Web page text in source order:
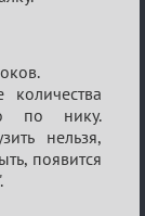
по нику.
нельзя,
появится